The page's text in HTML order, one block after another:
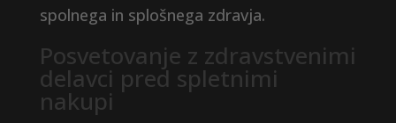
spolnega in splošnega zdravja.
Posvetovanje z zdravstvenimi
delavci pred spletnimi
nakupi